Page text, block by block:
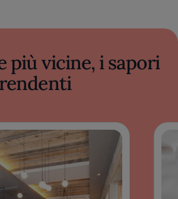
più vicine, i sapori